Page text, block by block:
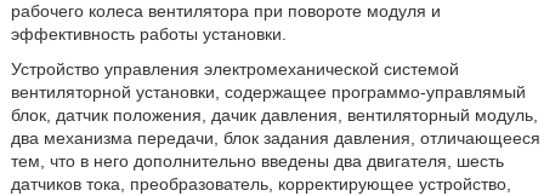
рабочего колеса вентилятора при повороте модуля и
эффективность работы установки.
Устройство управления электромеханической системой
вентиляторной установки, содержащее программо-управлямый
блок, датчик положения, дачик давления, вентиляторный модуль,
два механизма передачи, блок задания давления, отличающееся
тем, что в него дополнительно введены два двигателя, шесть
датчиков тока, преобразователь, корректирующее устройство,